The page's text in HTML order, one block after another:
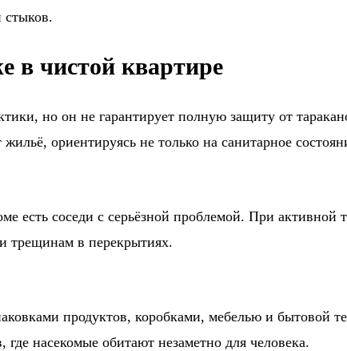
стыков.
в чистой квартире
но он не гарантирует полную защиту от
ориентируясь не только на санитарное
есть соседи с серьёзной проблемой. При активной
трещинам в перекрытиях.
продуктов, коробками, мебелью и бытовой
насекомые обитают незаметно для человека.